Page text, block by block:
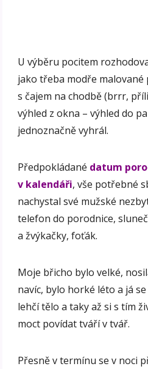
U výběru pocitem
jako třeba modře malované
s čajem na chodbě (brrr,
výhled z okna – výhled do
jednoznačně vyhrál.
Předpokládané datum
v kalendáři, vše potřebné
nachystal své mužské
telefon do porodnice,
a žvýkačky, foťák.
Moje břicho bylo velké,
navíc, bylo horké léto a já
lehčí tělo a taky až si s tím
moct povídat tváří v tvář.
Přesně v termínu se v noci